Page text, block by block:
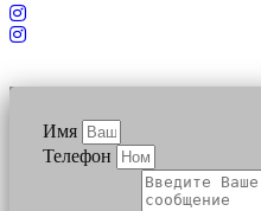
Имя
Телефон